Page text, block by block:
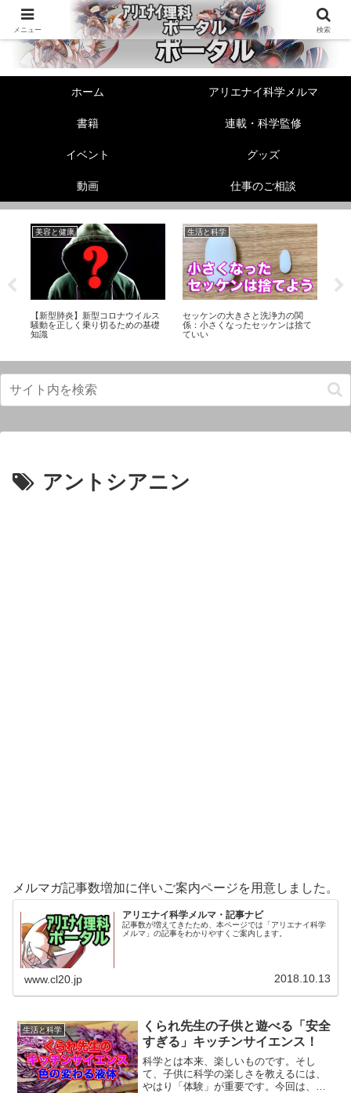
ホーム アリエナイ科学メルマ
書籍 連載・科学監修
イベント グッズ
動画 仕事のご相談
美容と健康
【新型肺炎】新型コロナウイルス
騒動を正しく乗り切るための基礎
知識
生活と科学
セッケンの大きさと洗浄力の関
係：小さくなったセッケンは捨て
ていい
アントシアニン
メルマガ記事数増加に伴いご案内ページを用意しました。
アリエナイ科学メルマ・記事ナビ
記事数が増えてきたため、本ページでは「アリエナイ科学
メルマ」の記事をわかりやすくご案内します。
www.cl20.jp 2018.10.13
生活と科学
くられ先生の子供と遊べる「安全
すぎる」キッチンサイエンス！
科学とは本来、楽しいものです。そし
て、子供に科学の楽しさを教えるには、
やはり「体験」が重要です。今回は、台
メニュー 検索